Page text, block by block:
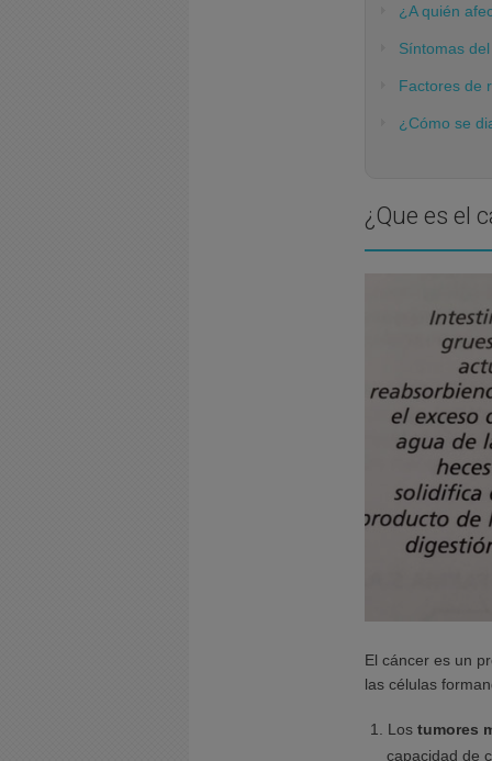
¿A quién
Síntomas
Factores de
¿Cómo se
¿Que es el
El cáncer es un
las células
Los tumores
capacidad de